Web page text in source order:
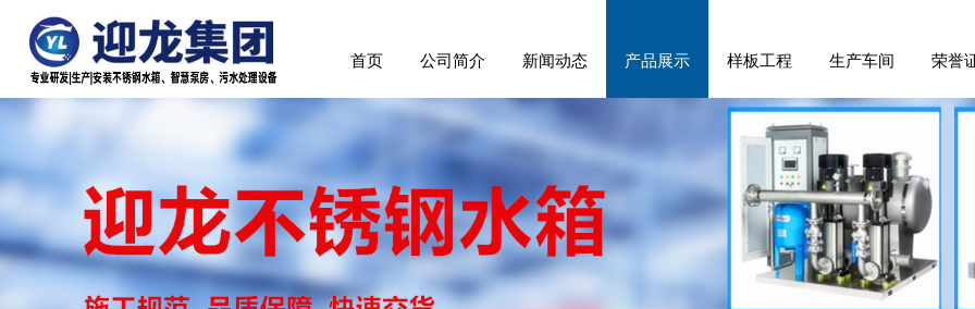
首页 公司简介 新闻动态 产品展示 样板工程 生产车间 荣誉